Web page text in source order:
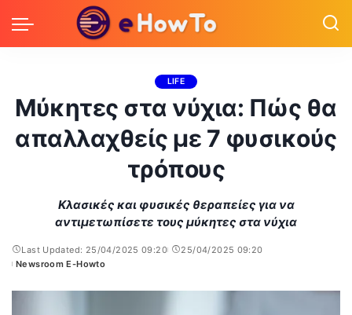
LIFE
Μύκητες στα νύχια: Πώς θα
απαλλαχθείς με 7 φυσικούς
τρόπους
Κλασικές και φυσικές θεραπείες για να
αντιμετωπίσετε τους μύκητες στα νύχια
Last Updated: 25/04/2025 09:20
25/04/2025 09:20
Posted
Newsroom E-Howto